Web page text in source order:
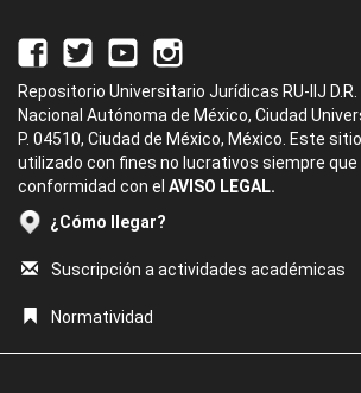
Repositorio Universitario Jurídicas RU-IIJ
Nacional Autónoma de México, Ciudad
P. 04510, Ciudad de México, México. Este
utilizado con fines no lucrativos siempre
conformidad con el AVISO LEGAL.
¿Cómo llegar?
Suscripción a actividades académicas
Normatividad